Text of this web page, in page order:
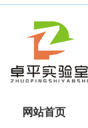
网站首页